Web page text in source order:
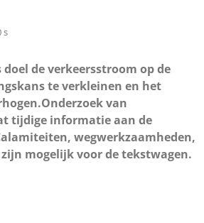
s
de verkeersstroom op de
te verkleinen en het
van
tijdige informatie aan de
wegwerkzaamheden,
mogelijk voor de tekstwagen.